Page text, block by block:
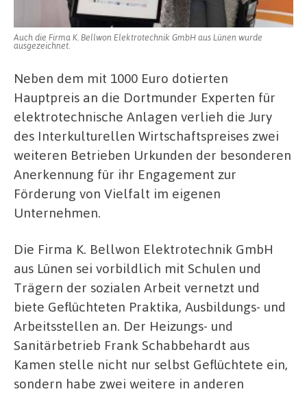
Auch die Firma K. Bellwon Elektrotechnik GmbH aus Lünen wurde
ausgezeichnet.
Neben dem mit 1000 Euro dotierten
Hauptpreis an die Dortmunder Experten für
elektrotechnische Anlagen verlieh die Jury
des Interkulturellen Wirtschaftspreises zwei
weiteren Betrieben Urkunden der besonderen
Anerkennung für ihr Engagement zur
Förderung von Vielfalt im eigenen
Unternehmen.
Die Firma K. Bellwon Elektrotechnik GmbH
aus Lünen sei vorbildlich mit Schulen und
Trägern der sozialen Arbeit vernetzt und
biete Geflüchteten Praktika, Ausbildungs- und
Arbeitsstellen an. Der Heizungs- und
Sanitärbetrieb Frank Schabbehardt aus
Kamen stelle nicht nur selbst Geflüchtete ein,
sondern habe zwei weitere in anderen